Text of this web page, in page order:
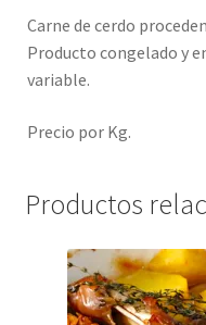
Carne de cerdo
Producto congelado y
variable.
Precio por Kg.
Productos